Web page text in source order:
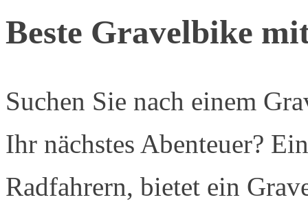
Beste Gravelbike
Suchen Sie nach einem
Ihr nächstes Abenteuer?
Radfahrern, bietet ein